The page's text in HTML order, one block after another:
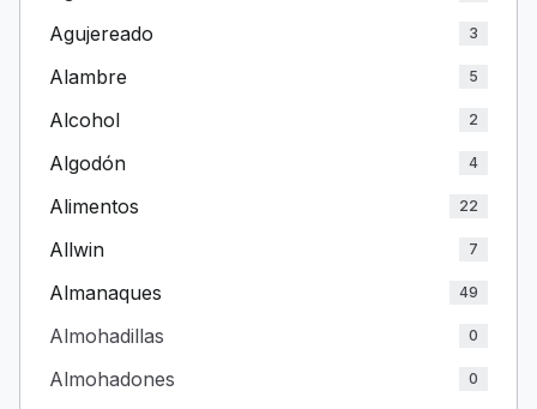
Agujereado 3
Alambre 5
Alcohol 2
Algodón 4
Alimentos 22
Allwin 7
Almanaques 49
Almohadillas 0
Almohadones 0